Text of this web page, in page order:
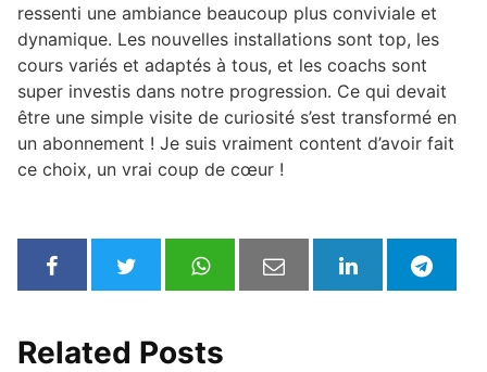
ressenti une ambiance beaucoup plus conviviale et
dynamique. Les nouvelles installations sont top, les
cours variés et adaptés à tous, et les coachs sont
super investis dans notre progression. Ce qui devait
être une simple visite de curiosité s’est transformé en
un abonnement ! Je suis vraiment content d’avoir fait
ce choix, un vrai coup de cœur !
Related Posts